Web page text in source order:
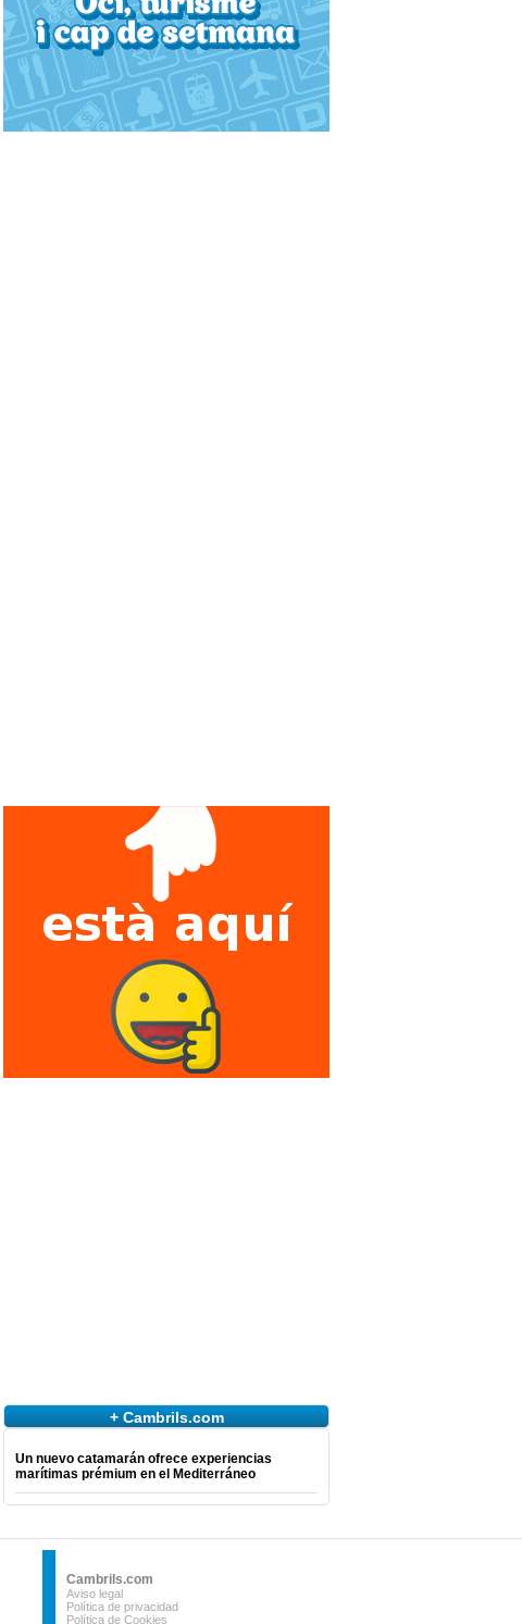
+ Cambrils.com
Un nuevo catamarán ofrece experiencias
marítimas prémium en el Mediterráneo
Cambrils.com
Aviso legal
Política de privacidad
Política de Cookies